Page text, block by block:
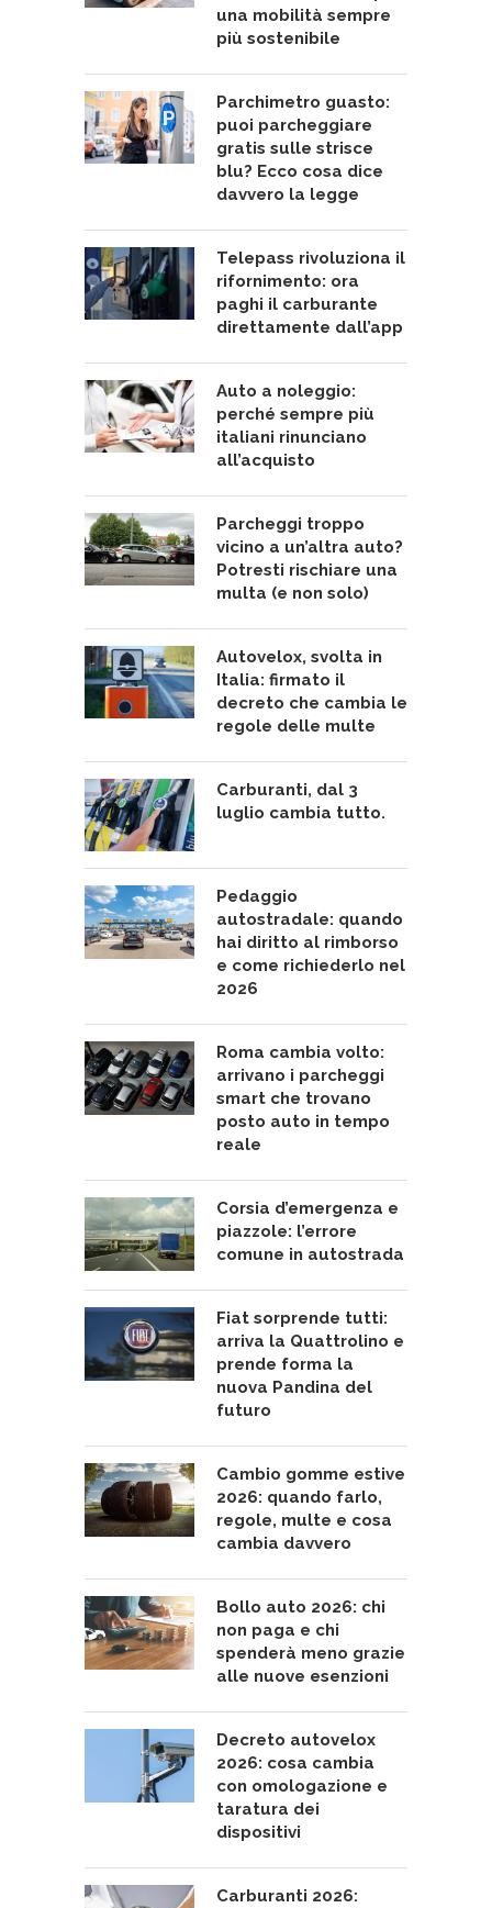
una mobilità sempre
più sostenibile
Parchimetro guasto:
puoi parcheggiare
gratis sulle strisce
blu? Ecco cosa dice
davvero la legge
Telepass rivoluziona il
rifornimento: ora
paghi il carburante
direttamente dall’app
Auto a noleggio:
perché sempre più
italiani rinunciano
all’acquisto
Parcheggi troppo
vicino a un’altra auto?
Potresti rischiare una
multa (e non solo)
Autovelox, svolta in
Italia: firmato il
decreto che cambia le
regole delle multe
Carburanti, dal 3
luglio cambia tutto.
Pedaggio
autostradale: quando
hai diritto al rimborso
e come richiederlo nel
2026
Roma cambia volto:
arrivano i parcheggi
smart che trovano
posto auto in tempo
reale
Corsia d’emergenza e
piazzole: l’errore
comune in autostrada
Fiat sorprende tutti:
arriva la Quattrolino e
prende forma la
nuova Pandina del
futuro
Cambio gomme estive
2026: quando farlo,
regole, multe e cosa
cambia davvero
Bollo auto 2026: chi
non paga e chi
spenderà meno grazie
alle nuove esenzioni
Decreto autovelox
2026: cosa cambia
con omologazione e
taratura dei
dispositivi
Carburanti 2026: